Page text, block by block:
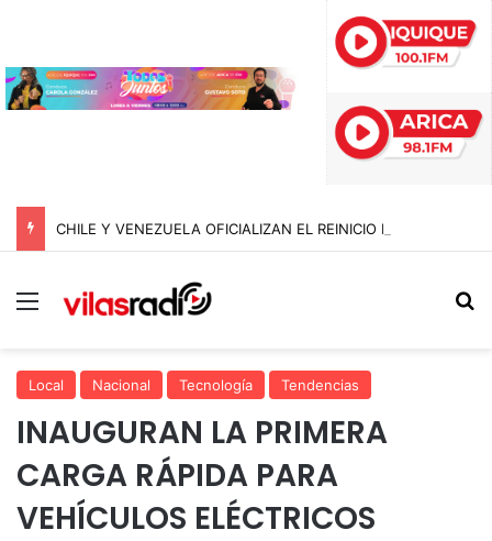
Menú
Local Nacional Tecnología Tendencias
INAUGURAN LA PRIMERA
CARGA RÁPIDA PARA
VEHÍCULOS ELÉCTRICOS